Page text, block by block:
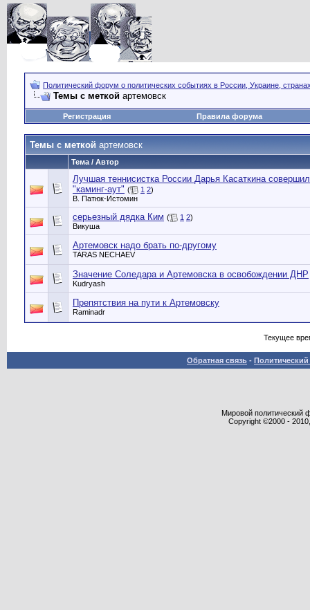
Политический форум о политических событиях в России, Украине,
Темы с меткой артемовск
Регистрация Правила форума
Темы с меткой артемовск
Тема / Автор
Лучшая теннисистка России Дарья Касаткина
"каминг-аут" ( 1 2)
В. Патюк-Истомин
серьезный дядка Ким ( 1 2)
Викуша
Артемовск надо брать по-другому
TARAS NECHAEV
Значение Соледара и Артемовска в освобождении ДНР
Kudryash
Препятствия на пути к Артемовску
Raminadr
Текущее
Обратная связь -
Мировой политический
Copyright ©2000 -